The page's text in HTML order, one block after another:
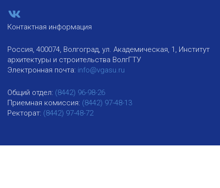
Контактная информация
Россия, 400074, Волгоград, ул. Академическая, 1, Институт
архитектуры и строительства ВолгГТУ
Электронная почта: info@vgasu.ru
Общий отдел: (8442) 96-98-26
Приемная комиссия: (8442) 97-48-13
Ректорат: (8442) 97-48-72